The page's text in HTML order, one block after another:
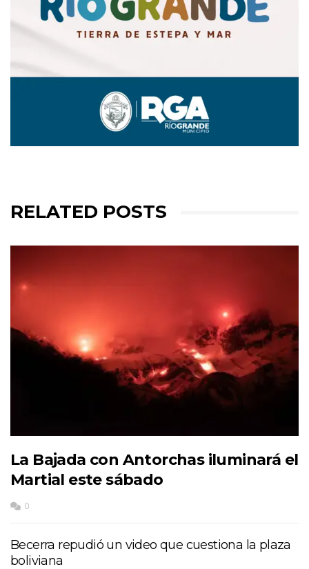
RELATED POSTS
La Bajada con Antorchas iluminará el
Martial este sábado
0
Becerra repudió un video que cuestiona la plaza
boliviana